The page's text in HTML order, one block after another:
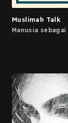
Muslimah Talk
Manusia
adalah
kepada
setiap
menjadi bagian
hidup
kisah yang
menjadi inspirasi